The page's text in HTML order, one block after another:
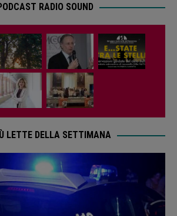
RADIO SOUND
LETTE DELLA SETTIMANA